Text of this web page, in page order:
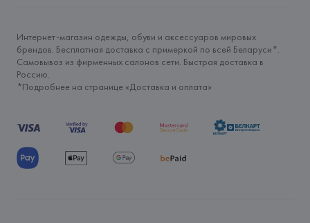
Интернет-магазин одежды, обуви и аксессуаров мировых
брендов. Бесплатная доставка с примеркой по всей Беларуси*.
Самовывоз из фирменных салонов сети. Быстрая доставка в
Россию.
*Подробнее на странице «Доставка и оплата»